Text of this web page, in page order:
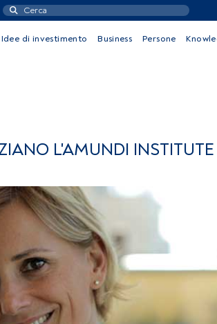
Idee di investimento Business Persone
L'AMUNDI INSTITUTE